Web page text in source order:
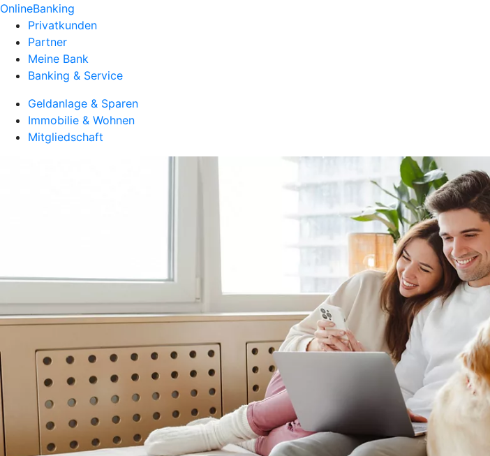
OnlineBanking
Privatkunden
Partner
Meine Bank
Banking & Service
Geldanlage & Sparen
Immobilie & Wohnen
Mitgliedschaft